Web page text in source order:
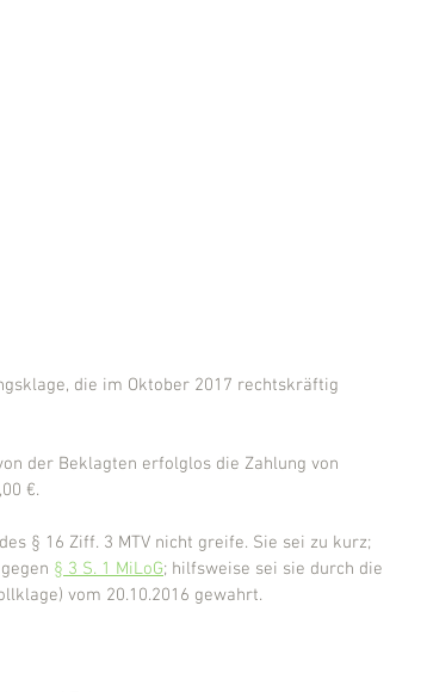
die im Oktober 2017 rechtskräftig
der Beklagten erfolglos die Zahlung von
€.
§ 16 Ziff. 3 MTV nicht greife. Sie sei zu kurz;
§ 3 S. 1 MiLoG; hilfsweise sei sie durch die
vom 20.10.2016 gewahrt.